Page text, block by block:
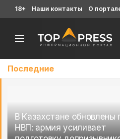
Последние
В Казахстане обновлены
НВП: армия усиливает
18+ Наши контакты О